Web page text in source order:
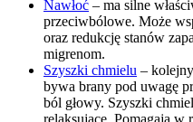
Nawłoć – ma silne
przeciwbólowe. Może
oraz redukcję stanów
migrenom.
Szyszki chmielu –
bywa brany pod uwagę
ból głowy. Szyszki
relaksujące. Pomagają w